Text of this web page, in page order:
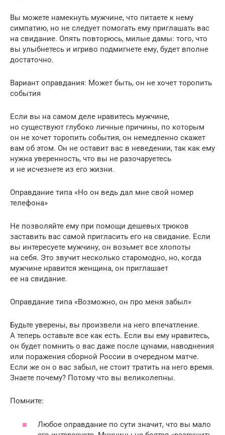
Вы можете намекнуть мужчине, что питаете к нему
симпатию, но не следует помогать ему приглашать вас
на свидание. Опять повторюсь, милые дамы: того, что
вы улыбнетесь и игриво подмигнете ему, будет вполне
достаточно.
Вариант оправдания: Может быть, он не хочет торопить
события
Если вы на самом деле нравитесь мужчине,
но существуют глубоко личные причины, по которым
он не хочет торопить события, он немедленно скажет
вам об этом. Он не оставит вас в неведении, так как ему
нужна уверенность, что вы не разочаруетесь
и не исчезнете из его жизни.
Оправдание типа «Но он ведь дал мне свой номер
телефона»
Не позволяйте ему при помощи дешевых трюков
заставить вас самой пригласить его на свидание. Если
вы интересуете мужчину, он возьмет все хлопоты
на себя. Это звучит несколько старомодно, но, когда
мужчине нравится женщина, он приглашает
ее на свидание.
Оправдание типа «Возможно, он про меня забыл»
Будьте уверены, вы произвели на него впечатление.
А теперь оставьте все как есть. Если вы ему нравитесь,
он будет помнить о вас даже после цунами, наводнения
или поражения сборной России в очередном матче.
Если же он о вас забыл, не стоит тратить на него время.
Знаете почему? Потому что вы великолепны.
Помните:
Любое оправдание по сути значит, что вы мало